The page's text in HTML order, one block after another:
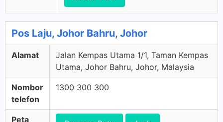
Pos Laju, Johor Bahru, Johor
Alamat
Jalan Kempas Utama 1/1, Taman Kempas
Utama, Johor Bahru, Johor, Malaysia
Nombor
telefon
1300 300 300
Peta